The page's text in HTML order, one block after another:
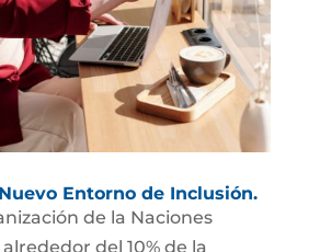
Entorno de Inclusión.
de la Naciones
del 10% de la